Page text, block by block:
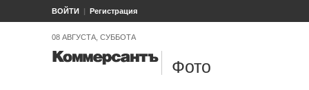
ВОЙТИ Регистрация
08 АВГУСТА, СУББОТА
Фото